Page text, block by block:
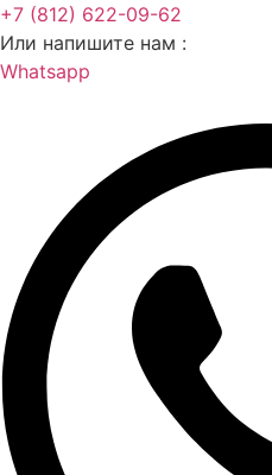
+7 (812) 622-09-62
Или напишите нам :
Whatsapp